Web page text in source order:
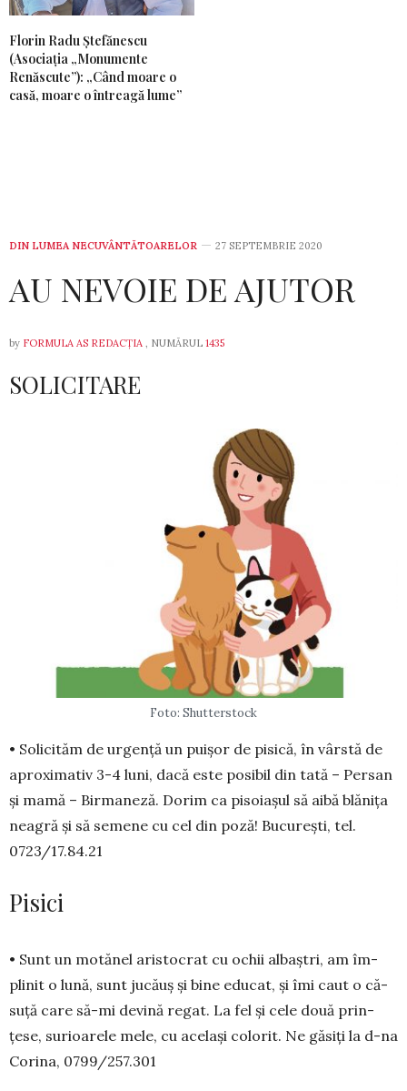
Florin Radu Ștefănescu
(Asociația „Monumente
Renăscute”): „Când moare o
casă, moare o întreagă lume”
DIN LUMEA NECUVÂNTĂTOARELOR 27 SEPTEMBRIE 2020
AU NEVOIE DE AJUTOR
by FORMULA AS REDACȚIA , NUMĂRUL 1435
SOLICITARE
Foto: Shutterstock
• Solicităm de ur­gen­ță un puișor de pi­sică, în vârstă de
apro­ximativ 3-4 luni, dacă este po­sibil din tată – Persan
și ma­­mă – Bir­maneză. Do­rim ca piso­ia­șul să aibă blă­nița
nea­gră și să se­mene cu cel din poză! Bucu­rești, tel.
0723/17.84.21
Pisici
• Sunt un motănel aris­to­crat cu ochii albaștri, am îm­
plinit o lună, sunt jucăuș și bine educat, și îmi caut o că­­
suță care să-mi devină re­gat. La fel și cele două prin­­
țese, surioarele mele, cu ace­lași colorit. Ne găsiți la d-na
Co­rina, 0799/257.301